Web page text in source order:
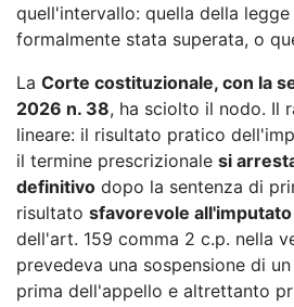
quell'intervallo: quella della legge
formalmente stata superata, o
La Corte costituzionale, con la
2026 n. 38, ha sciolto il nodo. Il
lineare: il risultato pratico
il termine prescrizionale si
definitivo dopo la sentenza di
risultato sfavorevole all'imputato
dell'art. 159 comma 2 c.p. nella
prevedeva una sospensione di
prima dell'appello e altrettanto